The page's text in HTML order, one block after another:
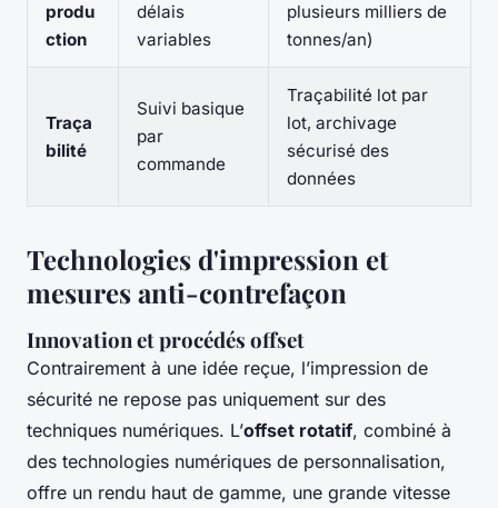
produ
ction
délais
variables
plusieurs milliers de
tonnes/an)
Traça
bilité
Suivi basique
par
commande
Traçabilité lot par
lot, archivage
sécurisé des
données
Technologies d'impression et
mesures anti-contrefaçon
Innovation et procédés offset
Contrairement à une idée reçue, l’impression de
sécurité ne repose pas uniquement sur des
techniques numériques. L’offset rotatif, combiné à
des technologies numériques de personnalisation,
offre un rendu haut de gamme, une grande vitesse